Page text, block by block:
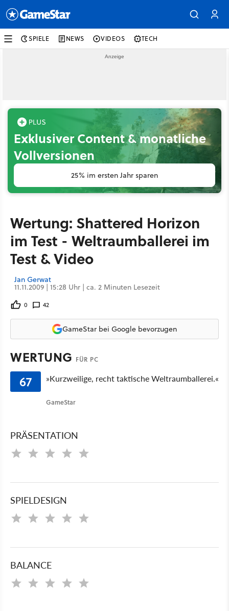
SPIELE NEWS VIDEOS TECH
Exklusiver Content & monatliche
Vollversionen
25% im ersten Jahr sparen
Wertung: Shattered Horizon
im Test - Weltraumballerei im
Test & Video
Jan Gerwat
11.11.2009 | 15:28 Uhr | ca. 2 Minuten Lesezeit
0 42
GameStar bei Google bevorzugen
WERTUNG FÜR PC
67 »Kurzweilige, recht taktische Weltraumballerei.«
GameStar
PRÄSENTATION
SPIELDESIGN
BALANCE